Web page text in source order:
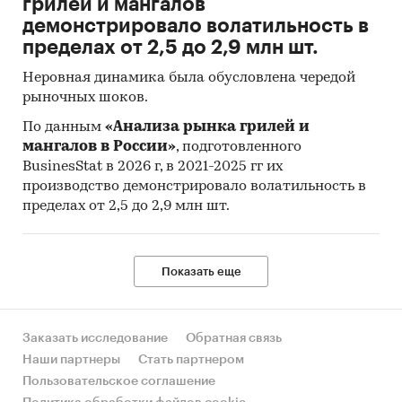
услуги (ИПЦ) измеряет отношение стоимости
фиксированного перечня товаров и услуг в
ценах текущего периода к его стоимости в
ценах предыдущего (базисного) периода и
характеризует изменение во времени общего
уровня цен на товары и услуги, приобретаемые
населением для непроизводственного
потребления.
Исходной информацией для расчета ИПЦ
определяются средние сопоставимые цены
отчетного и предыдущего периодов.
Сопоставимой считается цена,
зарегистрированная в одной и той же
организации торговли (сферы услуг) на один и
тот же или аналогичный по качеству товар
(услугу).
грилей и мангалов
демонстрировало волатильность в
пределах от 2,5 до 2,9 млн шт.
Неровная динамика была обусловлена чередой
рыночных шоков.
По данным «Анализа рынка грилей и
мангалов в России», подготовленного
BusinesStat в 2026 г, в 2021-2025 гг их
производство демонстрировало волатильность в
пределах от 2,5 до 2,9 млн шт.
Показать еще
Заказать исследование
Обратная связь
Наши партнеры
Стать партнером
Пользовательское соглашение